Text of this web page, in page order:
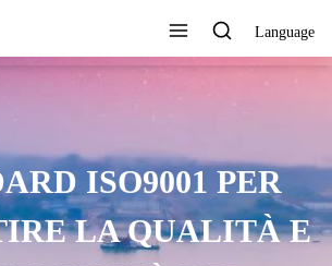
Language
ISO9001 PER
LA QUALITÀ E